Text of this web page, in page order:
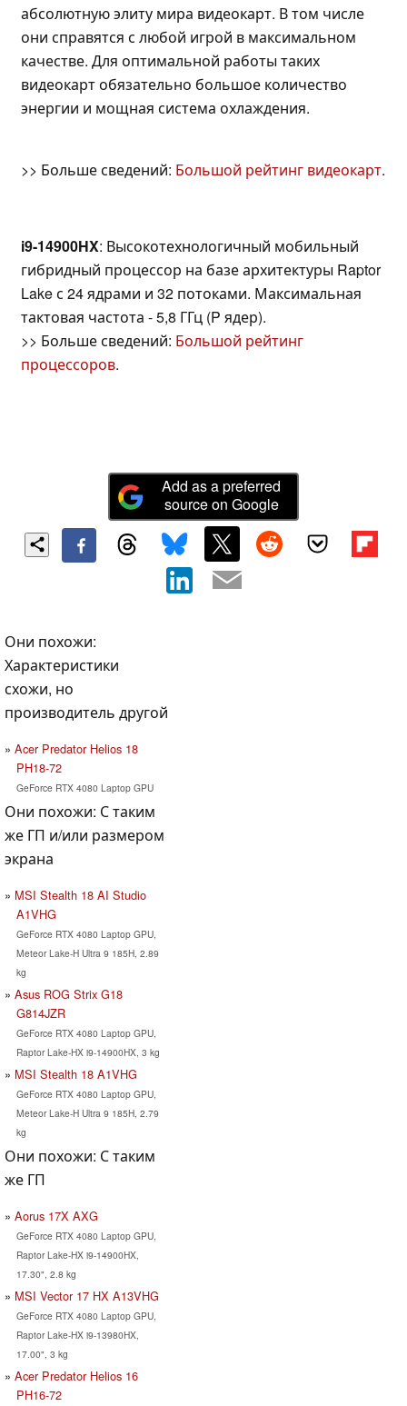
абсолютную элиту мира видеокарт. В том числе
они справятся с любой игрой в максимальном
качестве. Для оптимальной работы таких
видеокарт обязательно большое количество
энергии и мощная система охлаждения.
>> Больше сведений: Большой рейтинг видеокарт.
i9-14900HX: Высокотехнологичный мобильный
гибридный процессор на базе архитектуры Raptor
Lake с 24 ядрами и 32 потоками. Максимальная
тактовая частота - 5,8 ГГц (P ядер).
>> Больше сведений: Большой рейтинг
процессоров.
Add as a preferred
source on Google
Они похожи:
Характеристики
схожи, но
производитель другой
Acer Predator Helios 18
PH18-72
GeForce RTX 4080 Laptop GPU
Они похожи: С таким
же ГП и/или размером
экрана
MSI Stealth 18 AI Studio
A1VHG
GeForce RTX 4080 Laptop GPU,
Meteor Lake-H Ultra 9 185H, 2.89
kg
Asus ROG Strix G18
G814JZR
GeForce RTX 4080 Laptop GPU,
Raptor Lake-HX i9-14900HX, 3 kg
MSI Stealth 18 A1VHG
GeForce RTX 4080 Laptop GPU,
Meteor Lake-H Ultra 9 185H, 2.79
kg
Они похожи: С таким
же ГП
Aorus 17X AXG
GeForce RTX 4080 Laptop GPU,
Raptor Lake-HX i9-14900HX,
17.30", 2.8 kg
MSI Vector 17 HX A13VHG
GeForce RTX 4080 Laptop GPU,
Raptor Lake-HX i9-13980HX,
17.00", 3 kg
Acer Predator Helios 16
PH16-72